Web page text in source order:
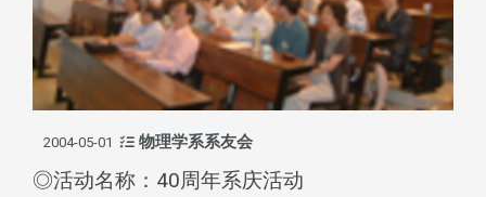
2004-05-01 物理学系系友会
◎活动名称：40周年系庆活动